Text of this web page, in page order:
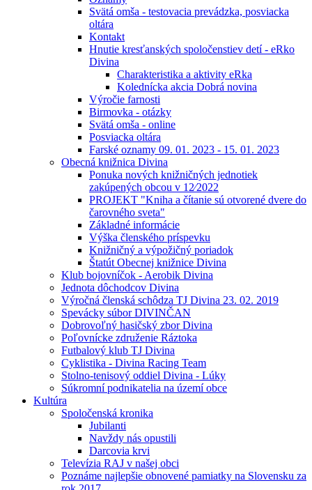
Svätá omša - testovacia prevádzka, posviacka
oltára
Kontakt
Hnutie kresťanských spoločenstiev detí - eRko
Divina
Charakteristika a aktivity eRka
Kolednícka akcia Dobrá novina
Výročie farnosti
Birmovka - otázky
Svätá omša - online
Posviacka oltára
Farské oznamy 09. 01. 2023 - 15. 01. 2023
Obecná knižnica Divina
Ponuka nových knižničných jednotiek
zakúpených obcou v 12⁄2022
PROJEKT "Kniha a čítanie sú otvorené dvere do
čarovného sveta"
Základné informácie
Výška členského príspevku
Knižničný a výpožičný poriadok
Štatút Obecnej knižnice Divina
Klub bojovníčok - Aerobik Divina
Jednota dôchodcov Divina
Výročná členská schôdza TJ Divina 23. 02. 2019
Spevácky súbor DIVINČAN
Dobrovoľný hasičský zbor Divina
Poľovnícke združenie Ráztoka
Futbalový klub TJ Divina
Cyklistika - Divina Racing Team
Stolno-tenisový oddiel Divina - Lúky
Súkromní podnikatelia na území obce
Kultúra
Spoločenská kronika
Jubilanti
Navždy nás opustili
Darcovia krvi
Televízia RAJ v našej obci
Poznáme najlepšie obnovené pamiatky na Slovensku za